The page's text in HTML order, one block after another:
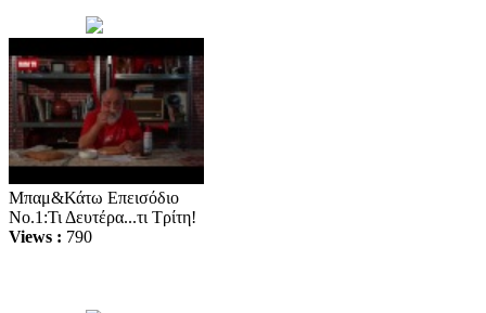
Μπαμ&Κάτω Επεισόδιο
Νο.1:Τι Δευτέρα...τι Τρίτη!
Views : 790